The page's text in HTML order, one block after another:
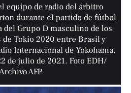
equipo de radio del árbitro
durante el partido de fútbol
Grupo D masculino de los
de Tokio 2020 entre Brasil y
Internacional de Yokohama,
de julio de 2021. Foto EDH/
AFP